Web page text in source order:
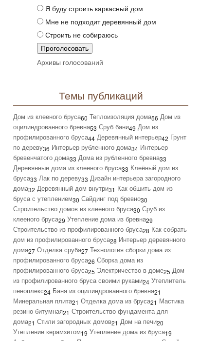
Я буду строить каркасный дом
Мне не подходит деревянный дом
Строить не собираюсь
Архивы голосований
Темы публикаций
Дом из клееного бруса60 Теплоизоляция дома56 Дом из
оцилиндрованного бревна53 Сруб бани49 Дом из
профилированного бруса44 Деревянный интерьер42 Грунт
по дереву36 Интерьер рубленного дома34 Интерьер
бревенчатого дома33 Дома из рубленного бревна33
Деревянные дома из клееного бруса33 Клеёный дом из
бруса33 Лак по дереву33 Дизайн интерьера загородного
дома32 Деревянный дом внутри31 Как обшить дом из
бруса с утеплением30 Сайдинг под бревно30
Строительство домов из клееного бруса30 Сруб из
клееного бруса29 Утепление дома из бревна29
Строительство из профилированного бруса28 Как собрать
дом из профилированного бруса28 Интерьер деревянного
дома27 Отделка сруба27 Технология сборки дома из
профилированного бруса26 Сборка дома из
профилированного бруса25 Электричество в доме25 Дом
из профилированного бруса своими руками24 Утеплитель
пеноплекс24 Баня из оцилиндрованного бревна21
Минеральная плита21 Отделка дома из бруса21 Мастика
резино битумная21 Строительство фундамента для
дома21 Стили загородных домов21 Дом на печи20
Утепление керамзитом19 Утепление дома из бруса19